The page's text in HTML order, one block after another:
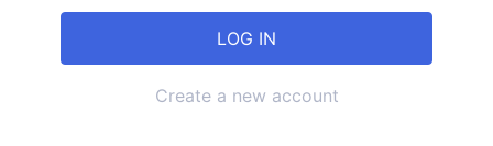
Create a new account